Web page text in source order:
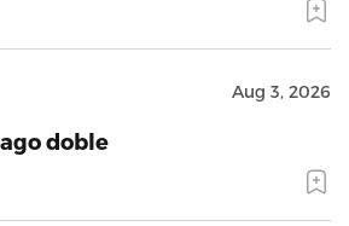
Aug 3, 2026
doble